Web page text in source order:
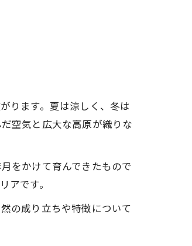
ります。夏は涼しく、冬は
空気と広大な高原が織りな
をかけて育んできたもので
です。
の成り立ちや特徴について